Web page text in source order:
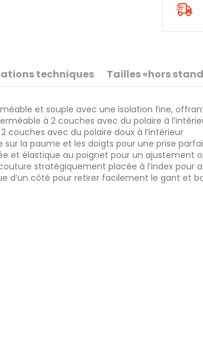
techniques Tailles «hors
et souple avec une isolation fine,
à 2 couches avec du polaire à
couches avec du polaire doux à l’intérieur
sur la paume et les doigts pour une prise
et élastique au poignet pour un ajustement
stratégiquement placée à l’index pour
d’un côté pour retirer facilement le gant et